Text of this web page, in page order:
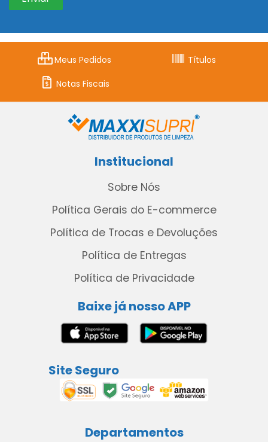
Meus Pedidos
Títulos
Notas Fiscais
Institucional
Sobre Nós
Política Gerais do E-commerce
Política de Trocas e Devoluções
Política de Entregas
Política de Privacidade
Baixe já nosso APP
Site Seguro
Departamentos